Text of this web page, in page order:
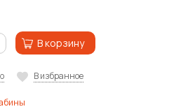
В корзину
В избранное